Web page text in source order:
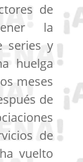
de
la
series y
huelga
meses
de
de
vuelto